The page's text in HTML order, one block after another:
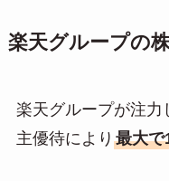
楽天グループの
楽天グループが注力
主優待により 最大で